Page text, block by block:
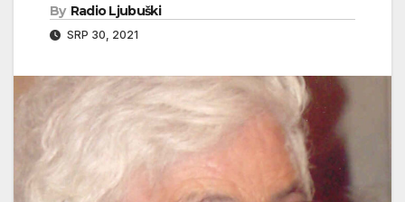
By Radio Ljubuški
SRP 30, 2021